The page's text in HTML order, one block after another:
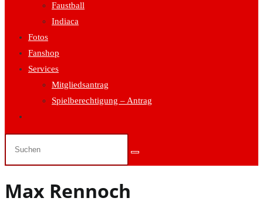
Faustball
Indiaca
Fotos
Fanshop
Services
Mitgliedsantrag
Spielberechtigung – Antrag
Suche
umschalten
Max Rennoch